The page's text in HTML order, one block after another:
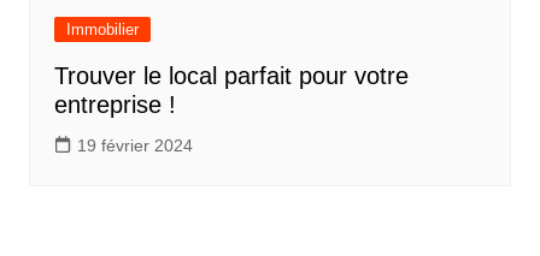
Immobilier
Trouver le local parfait pour votre
entreprise !
19 février 2024